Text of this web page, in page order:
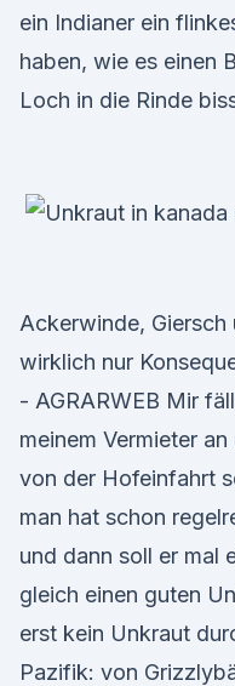
ein Indianer ein
haben, wie es einen
Loch in die Rinde
Ackerwinde,
wirklich nur
- AGRARWEB Mir
meinem Vermieter
von der Hofeinfahrt
man hat schon
und dann soll er mal
gleich einen guten
erst kein Unkraut
Pazifik: von